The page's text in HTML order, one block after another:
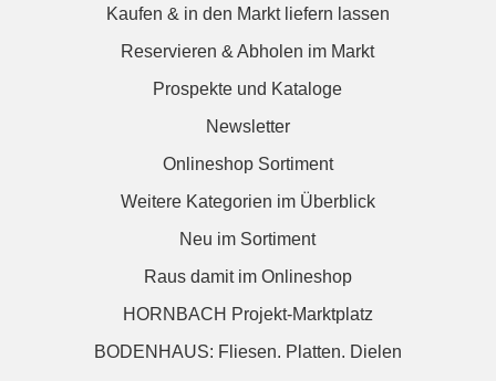
Kaufen & in den Markt liefern lassen
Reservieren & Abholen im Markt
Prospekte und Kataloge
Newsletter
Onlineshop Sortiment
Weitere Kategorien im Überblick
Neu im Sortiment
Raus damit im Onlineshop
HORNBACH Projekt-Marktplatz
BODENHAUS: Fliesen. Platten. Dielen